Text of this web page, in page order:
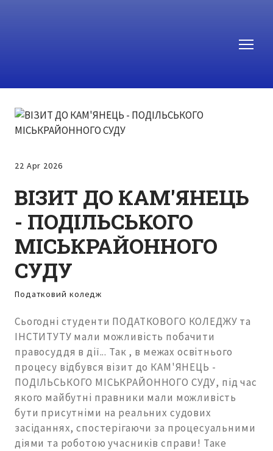
22 Apr 2026
ВІЗИТ ДО КАМ'ЯНЕЦЬ
- ПОДІЛЬСЬКОГО
МІСЬКРАЙОННОГО
СУДУ
Податковий коледж
Сьогодні студенти ПОДАТКОВОГО КОЛЕДЖУ та
ІНСТИТУТУ мали можливість побачити
правосуддя в дії... Так , в межах освітнього
процесу відбувся візит до КАМ'ЯНЕЦЬ -
ПОДІЛЬСЬКОГО МІСЬКРАЙОННОГО СУДУ, під час
якого майбутні правники мали можливість
бути присутніми на реальних судових
засіданнях, спостерігаючи за процесуальними
діями та роботою учасників справи! Таке